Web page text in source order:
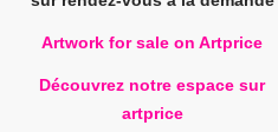
Artwork for sale on Artprice
Découvrez notre espace sur
artprice